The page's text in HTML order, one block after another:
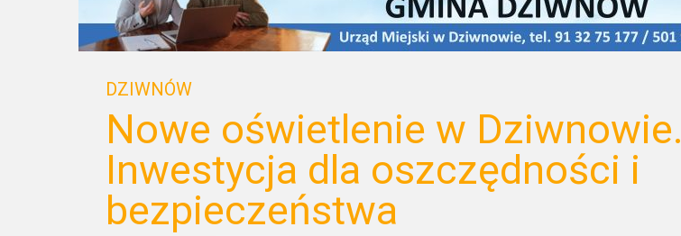
DZIWNÓW
Nowe oświetlenie w Dziwnowie.
Inwestycja dla oszczędności i
bezpieczeństwa